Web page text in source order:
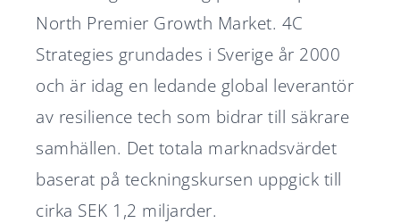
North Premier Growth Market. 4C
Strategies grundades i Sverige år 2000
och är idag en ledande global leverantör
av resilience tech som bidrar till säkrare
samhällen. Det totala marknadsvärdet
baserat på teckningskursen uppgick till
cirka SEK 1,2 miljarder.